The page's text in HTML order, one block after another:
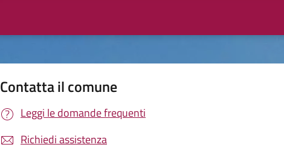
Contatta il comune
Leggi le domande frequenti
Richiedi assistenza